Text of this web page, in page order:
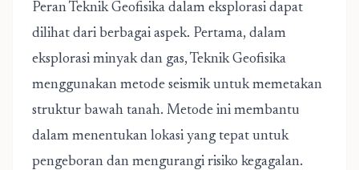
Peran Teknik Geofisika dalam eksplorasi dapat
dilihat dari berbagai aspek. Pertama, dalam
eksplorasi minyak dan gas, Teknik Geofisika
menggunakan metode seismik untuk memetakan
struktur bawah tanah. Metode ini membantu
dalam menentukan lokasi yang tepat untuk
pengeboran dan mengurangi risiko kegagalan.